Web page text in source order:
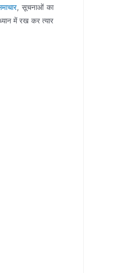
, सूचनाओं का
में रख कर त्यार